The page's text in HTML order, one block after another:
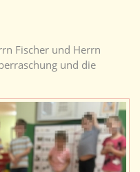
Fischer und Herrn
und die